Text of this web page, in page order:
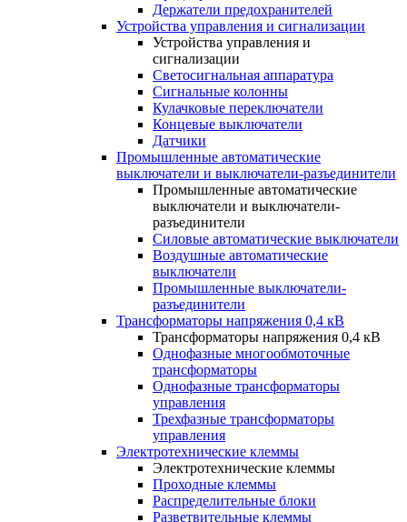
Держатели предохранителей
Устройства управления и сигнализации
Устройства управления и
сигнализации
Светосигнальная аппаратура
Сигнальные колонны
Кулачковые переключатели
Концевые выключатели
Датчики
Промышленные автоматические
выключатели и выключатели-разъединители
Промышленные автоматические
выключатели и выключатели-
разъединители
Силовые автоматические выключатели
Воздушные автоматические
выключатели
Промышленные выключатели-
разъединители
Трансформаторы напряжения 0,4 кВ
Трансформаторы напряжения 0,4 кВ
Однофазные многообмоточные
трансформаторы
Однофазные трансформаторы
управления
Трехфазные трансформаторы
управления
Электротехнические клеммы
Электротехнические клеммы
Проходные клеммы
Распределительные блоки
Разветвительные клеммы